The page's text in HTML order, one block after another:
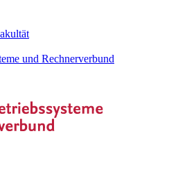
und Rechnerverbund